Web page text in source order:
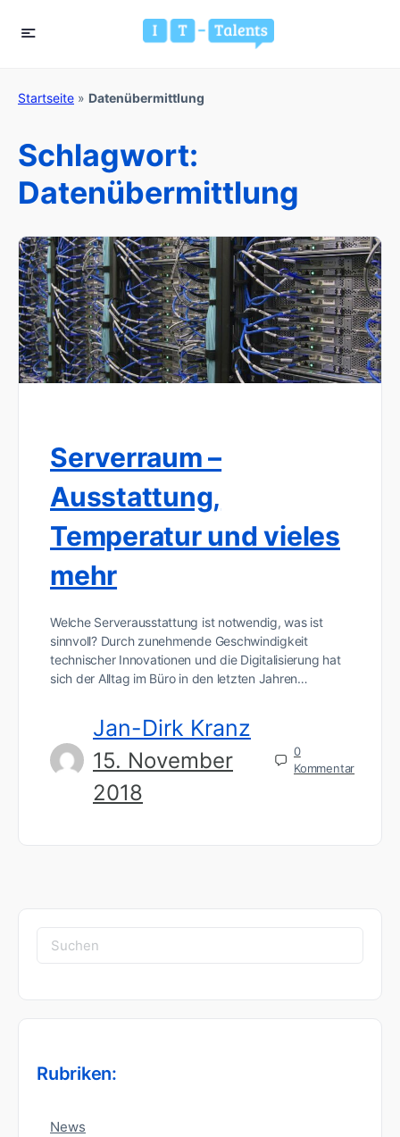
Startseite » Datenübermittlung
Schlagwort:
Datenübermittlung
Serverraum –
Ausstattung,
Temperatur und vieles
mehr
Welche Serverausstattung ist notwendig, was ist
sinnvoll? Durch zunehmende Geschwindigkeit
technischer Innovationen und die Digitalisierung hat
sich der Alltag im Büro in den letzten Jahren…
Jan-Dirk Kranz
15. November
2018
0
Kommentar
Suchen
nach:
Rubriken:
News